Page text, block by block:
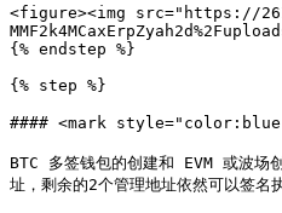
<figure><img src="https://
{% endstep %}
{% step %}
#### <mark
BTC 多签钱包的创建和 EVM 或波场
址，剩余的2个管理地址依然可以签